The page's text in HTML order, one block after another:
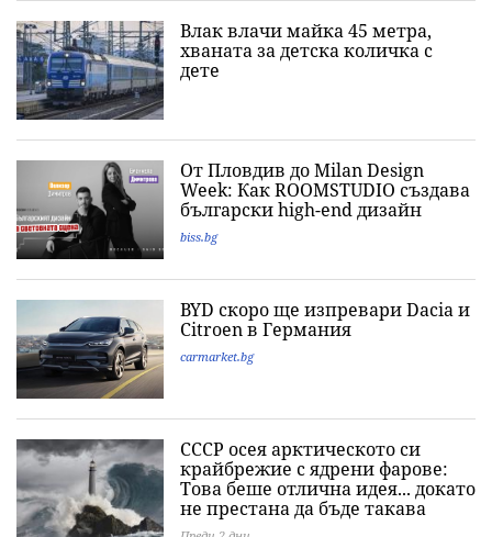
Влак влачи майка 45 метра,
хваната за детска количка с
дете
От Пловдив до Milan Design
Week: Как ROOMSTUDIO създава
български high-end дизайн
biss.bg
BYD скоро ще изпревари Dacia и
Citroеn в Германия
carmarket.bg
СССР осея арктическото си
крайбрежие с ядрени фарове:
Това беше отлична идея... докато
не престана да бъде такава